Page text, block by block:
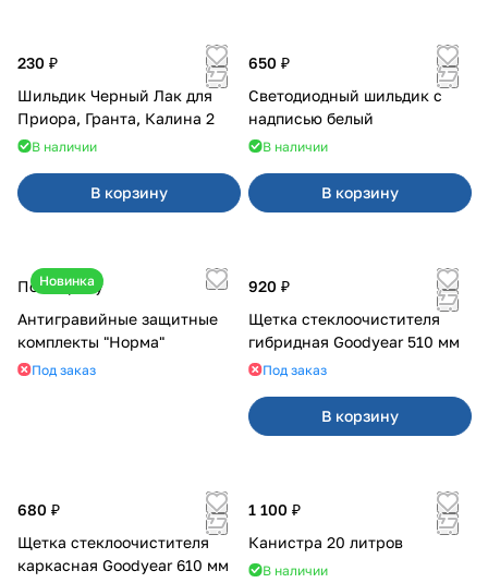
230 ₽
Шильдик Черный Лак для
Приора, Гранта, Калина 2
В наличии
В корзину
650 ₽
Светодиодный шильдик с
надписью белый
В наличии
В корзину
Новинка
По запросу
Антигравийные защитные
комплекты "Норма"
Под заказ
920 ₽
Щетка стеклоочистителя
гибридная Goodyear 510 мм
Под заказ
В корзину
680 ₽
Щетка стеклоочистителя
каркасная Goodyear 610 мм
1 100 ₽
Канистра 20 литров
В наличии